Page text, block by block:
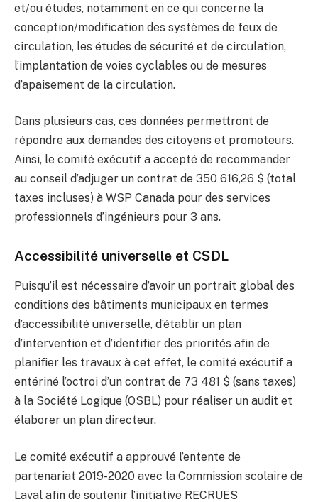
et/ou études, notamment en ce qui concerne la
conception/modification des systèmes de feux de
circulation, les études de sécurité et de circulation,
l’implantation de voies cyclables ou de mesures
d’apaisement de la circulation.
Dans plusieurs cas, ces données permettront de
répondre aux demandes des citoyens et promoteurs.
Ainsi, le comité exécutif a accepté de recommander
au conseil d’adjuger un contrat de 350 616,26 $ (total
taxes incluses) à WSP Canada pour des services
professionnels d’ingénieurs pour 3 ans.
Accessibilité universelle et CSDL
Puisqu’il est nécessaire d’avoir un portrait global des
conditions des bâtiments municipaux en termes
d’accessibilité universelle, d’établir un plan
d’intervention et d’identifier des priorités afin de
planifier les travaux à cet effet, le comité exécutif a
entériné l’octroi d’un contrat de 73 481 $ (sans taxes)
à la Société Logique (OSBL) pour réaliser un audit et
élaborer un plan directeur.
Le comité exécutif a approuvé l’entente de
partenariat 2019-2020 avec la Commission scolaire de
Laval afin de soutenir l’initiative RECRUES